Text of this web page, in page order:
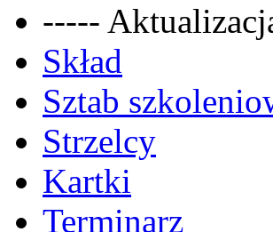
-----
Skład
Sztab
Strzelcy
Kartki
Terminarz